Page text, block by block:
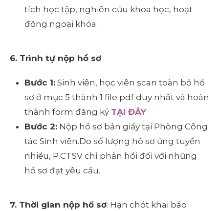
tích học tập, nghiên cứu khoa học, hoạt
động ngoại khóa.
6. Trình tự nộp hồ sơ
Bước 1: Sinh viên, học viên scan toàn bộ hồ
sơ ở mục 5 thành 1 file pdf duy nhất và hoàn
thành form đăng ký TẠI ĐÂY
Bước 2: Nộp hồ sơ bản giấy tại Phòng Công
tác Sinh viên.Do số lượng hồ sơ ứng tuyển
nhiều, P.CTSV chỉ phản hồi đối với những
hồ sơ đạt yêu cầu.
7. Thời gian nộp hồ sơ: Hạn chót khai báo